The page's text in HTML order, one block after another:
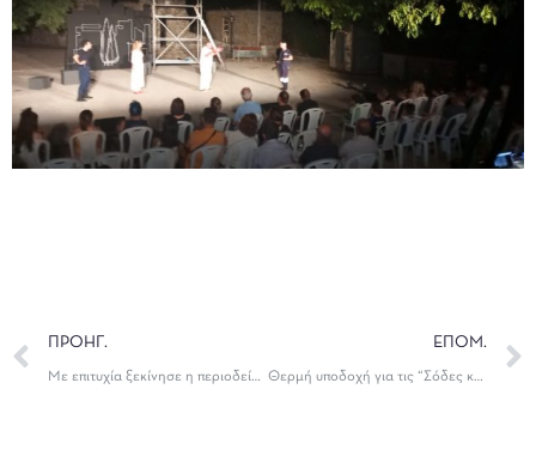
ΠΡΟΗΓ.
Με επιτυχία ξεκίνησε η περιοδεία της παράστασης “Σόδες και Ασπιρίνες”
ΕΠΟΜ.
Θερμή υποδοχή για τις “Σόδες και Ασπιρίνες” στο Νησί Ιωαννίνων